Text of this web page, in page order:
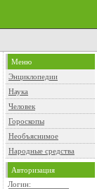
Меню
Энциклопедии
Наука
Человек
Гороскопы
Необъяснимое
Народные средства
Авторизация
Логин: